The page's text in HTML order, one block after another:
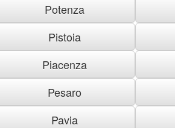
Potenza
Pistoia
Piacenza
Pesaro
Pavia